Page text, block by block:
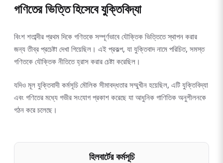
গণিতের ভিত্তি হিসেবে যুক্তিবিদ্যা
বিংশ শতাব্দীর প্রথম দিকে গণিতকে সম্পূর্ণভাবে যৌক্তিক ভিত্তিতে স্থাপন করার
জন্য তীব্র প্রচেষ্টা দেখা গিয়েছিল। এই প্রকল্প, যা যুক্তিবাদ নামে পরিচিত, সমস্ত
গণিতকে যৌক্তিক নীতিতে হ্রাস করার চেষ্টা করেছিল।
যদিও মূল যুক্তিবাদী কর্মসূচি মৌলিক সীমাবদ্ধতার সম্মুখীন হয়েছিল, এটি যুক্তিবিদ্যা
এবং গণিতের মধ্যে গভীর সংযোগ প্রকাশ করেছে যা আধুনিক গাণিতিক অনুশীলনকে
গঠন করে চলেছে।
হিলবার্টের কর্মসূচি